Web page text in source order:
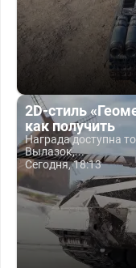
2D-стиль
как получить
Награда доступна
Вылазок,...
Сегодня, 18:13